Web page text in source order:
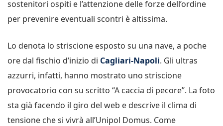
sostenitori ospiti e l’attenzione delle forze dell’ordine
per prevenire eventuali scontri è altissima.
Lo denota lo striscione esposto su una nave, a poche
ore dal fischio d’inizio di Cagliari-Napoli. Gli ultras
azzurri, infatti, hanno mostrato uno striscione
provocatorio con su scritto “A caccia di pecore”. La foto
sta già facendo il giro del web e descrive il clima di
tensione che si vivrà all’Unipol Domus. Come